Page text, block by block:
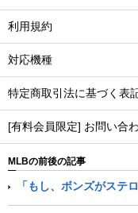
利用規約
対応機種
特定商取引法に基づく表
[有料会員限定] お問い合
MLBの前後の記事
「もし、ボンズがステ